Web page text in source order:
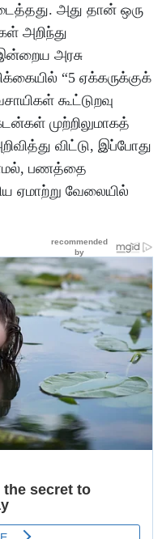
அது தான் ஒரு
அறிந்து
அரசு
“5 ஏக்கருக்குக்
கூட்டுறவு
முற்றிலுமாகத்
விட்டு, இப்போது
பணத்தை
ஏமாற்று வேலையில்